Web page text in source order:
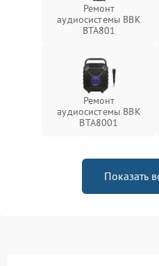
Ремонт
аудиосистемы BBK
BTA801
Ремонт
аудиосистемы BBK
BTA8001
Показать